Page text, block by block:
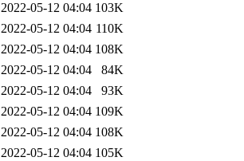
2022-05-12 04:04 103K
2022-05-12 04:04 110K
2022-05-12 04:04 108K
2022-05-12 04:04
84K
2022-05-12 04:04
93K
2022-05-12 04:04 109K
2022-05-12 04:04 108K
2022-05-12 04:04 105K